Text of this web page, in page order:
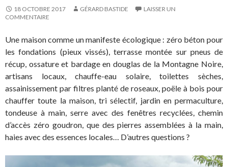
18 OCTOBRE 2017 GÉRARD BASTIDE
LAISSER UN
COMMENTAIRE
Une maison comme un manifeste écologique : zéro béton pour
les fondations (pieux vissés), terrasse montée sur pneus de
récup, ossature et bardage en douglas de la Montagne Noire,
artisans locaux, chauffe-eau solaire, toilettes sèches,
assainissement par filtres planté de roseaux, poële à bois pour
chauffer toute la maison, tri sélectif, jardin en permaculture,
tondeuse à main, serre avec des fenêtres recyclées, chemin
d’accès zéro goudron, que des pierres assemblées à la main,
haies avec des essences locales… D’autres questions ?